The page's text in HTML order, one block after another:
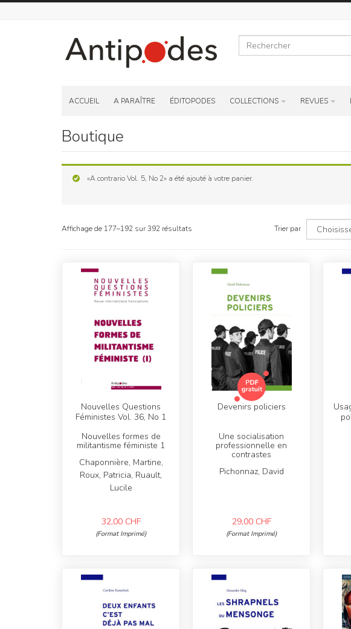
ACCUEIL A PARAÎTRE ÉDITOPODES COLLECTIONS REVUES
Boutique
«A contrario Vol. 5, No 2» a été ajouté à votre panier.
Affichage de 177–192 sur 392 résultats Trier par
Nouvelles Questions
Féministes Vol. 36, No 1
Nouvelles formes de
militantisme féministe 1
Chaponnière, Martine,
Roux, Patricia, Ruault,
Lucile
32,00 CHF
(Format Imprimé)
Devenirs policiers
Une socialisation
professionnelle en
contrastes
Pichonnaz, David
29,00 CHF
(Format Imprimé)